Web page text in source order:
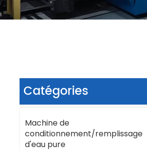
Catégories
Machine de
conditionnement/remplissage
d'eau pure